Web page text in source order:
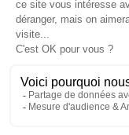
Klicken Sie hier.
Rechtliche Hinweise
Allgemeine
Tous droits réservés